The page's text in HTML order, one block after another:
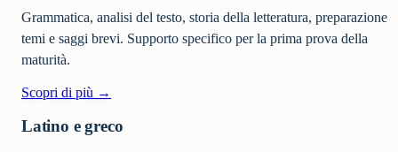
Grammatica, analisi del testo, storia della letteratura, preparazione
temi e saggi brevi. Supporto specifico per la prima prova della
maturità.
Scopri di più →
Latino e greco